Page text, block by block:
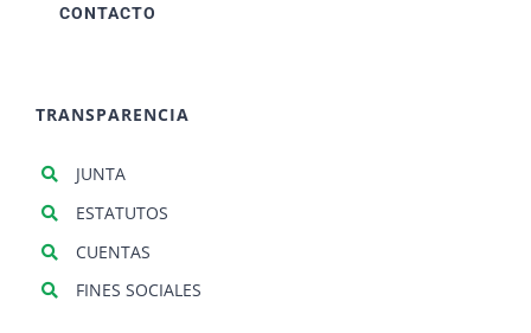
CONTACTO
TRANSPARENCIA
JUNTA
ESTATUTOS
CUENTAS
FINES SOCIALES